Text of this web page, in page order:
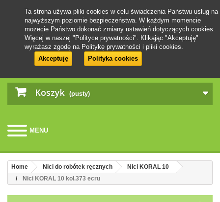
Koszyk (pusty)
MENU
Ta strona używa pliki cookies w celu świadczenia Państwu usług na
najwyższym poziomie bezpieczeństwa. W każdym momencie
możecie Państwo dokonać zmiany ustawień dotyczących cookies.
Więcej w naszej "Polityce prywatności". Klikając "Akceptuję"
wyrażasz zgodę na Politykę prywatności i pliki cookies.
Akceptuję
Polityka cookies
Home Nici do robótek ręcznych
Nici KORAL 10
Nici KORAL 10 kol.373 ecru